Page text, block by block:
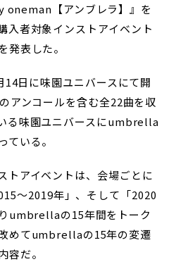
【アンブレラ】』を
入者対象インストアイベント
発表した。
日に味園ユニバースにて開
アンコールを含む全22曲を収
る味園ユニバースにumbrella
いる。
トアイベントは、会場ごとに
〜2019年」、そして「2020
umbrellaの15年間をトーク
めてumbrellaの15年の変遷
容だ。